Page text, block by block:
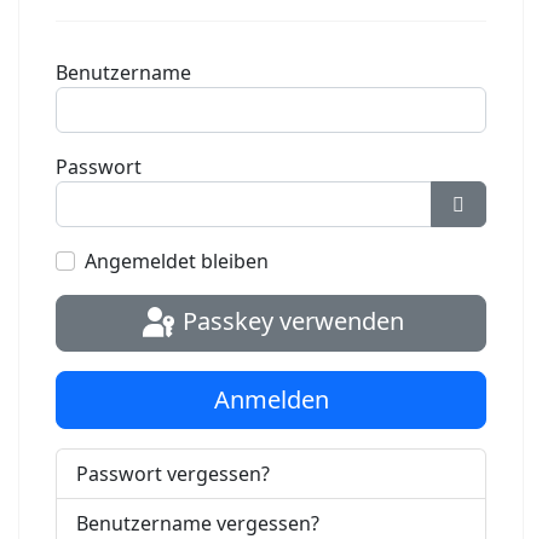
Benutzername
Passwort
Angemeldet bleiben
Passkey verwenden
Anmelden
Passwort vergessen?
Benutzername vergessen?